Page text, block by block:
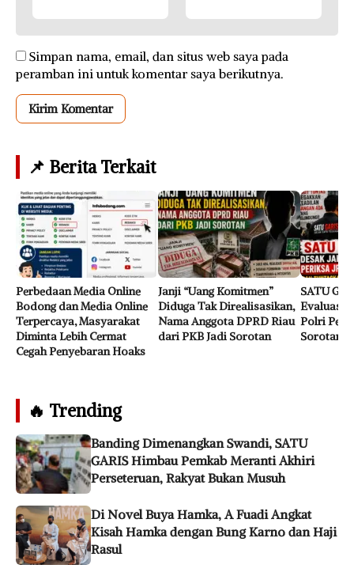
Simpan nama, email, dan situs web saya pada
peramban ini untuk komentar saya berikutnya.
📌 Berita Terkait
Perbedaan Media Online
Bodong dan Media Online
Terpercaya, Masyarakat
Diminta Lebih Cermat
Cegah Penyebaran Hoaks
Janji “Uang Komitmen”
Diduga Tak Direalisasikan,
Nama Anggota DPRD Riau
dari PKB Jadi Sorotan
SATU
Evaluasi
Polri
Sorotan
🔥 Trending
Banding Dimenangkan Swandi, SATU
GARIS Himbau Pemkab Meranti Akhiri
Perseteruan, Rakyat Bukan Musuh
Di Novel Buya Hamka, A Fuadi Angkat
Kisah Hamka dengan Bung Karno dan Haji
Rasul